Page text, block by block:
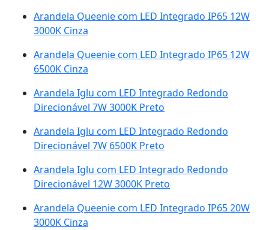
Arandela Queenie com LED Integrado IP65 12W
3000K Cinza
Arandela Queenie com LED Integrado IP65 12W
6500K Cinza
Arandela Iglu com LED Integrado Redondo
Direcionável 7W 3000K Preto
Arandela Iglu com LED Integrado Redondo
Direcionável 7W 6500K Preto
Arandela Iglu com LED Integrado Redondo
Direcionável 12W 3000K Preto
Arandela Queenie com LED Integrado IP65 20W
3000K Cinza